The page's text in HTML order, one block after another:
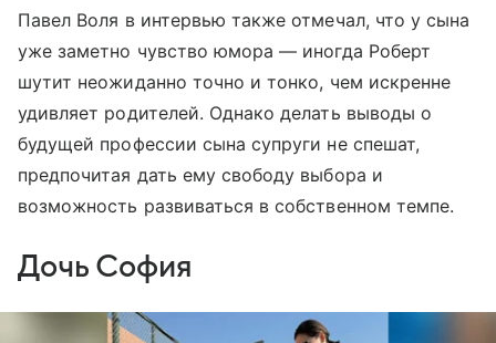
Павел Воля в интервью также отмечал, что у сына
уже заметно чувство юмора — иногда Роберт
шутит неожиданно точно и тонко, чем искренне
удивляет родителей. Однако делать выводы о
будущей профессии сына супруги не спешат,
предпочитая дать ему свободу выбора и
возможность развиваться в собственном темпе.
Дочь София